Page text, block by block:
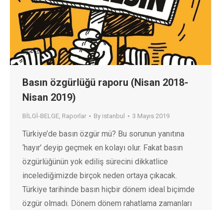
Basın özgürlüğü raporu (Nisan 2018-
Nisan 2019)
BİLGİ-BELGE, Raporlar By istanbul 3 Mayıs 2019
Türkiye’de basın özgür mü? Bu sorunun yanıtına
‘hayır’ deyip geçmek en kolayı olur. Fakat basın
özgürlüğünün yok ediliş sürecini dikkatlice
incelediğimizde birçok neden ortaya çıkacak.
Türkiye tarihinde basın hiçbir dönem ideal biçimde
özgür olmadı. Dönem dönem rahatlama zamanları